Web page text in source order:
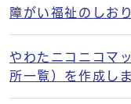
障がい福祉のしおり
やわたニコニコマ
所一覧）を作成し